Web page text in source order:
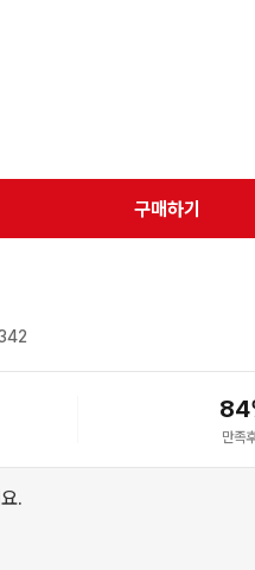
적으로 양호한 상품(단, 메
합니다**
구매하기
84
만족
.